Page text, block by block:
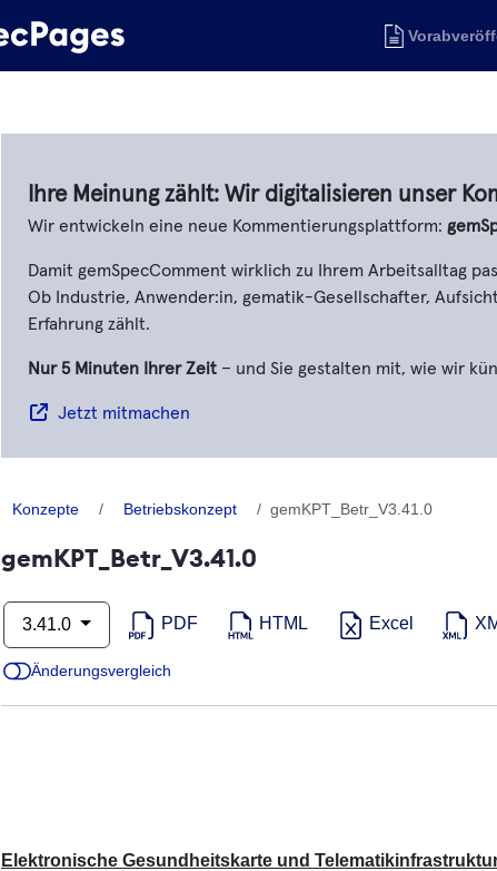
Ihre Meinung zählt: Wir digitalisieren unser
Wir entwickeln eine neue Kommentierungsplattform:
Damit gemSpecComment wirklich zu Ihrem Arbeitsalltag
Ob Industrie, Anwender:in, gematik-Gesellschafter,
Erfahrung zählt.
Nur 5 Minuten Ihrer Zeit – und Sie gestalten mit, wie wir
Jetzt mitmachen
Konzepte Betriebskonzept gemKPT_Betr_V3.41.0
gemKPT_Betr_V3.41.0
3.41.0 PDF HTML Excel
Änderungsvergleich
Elektronische Gesundheitskarte und